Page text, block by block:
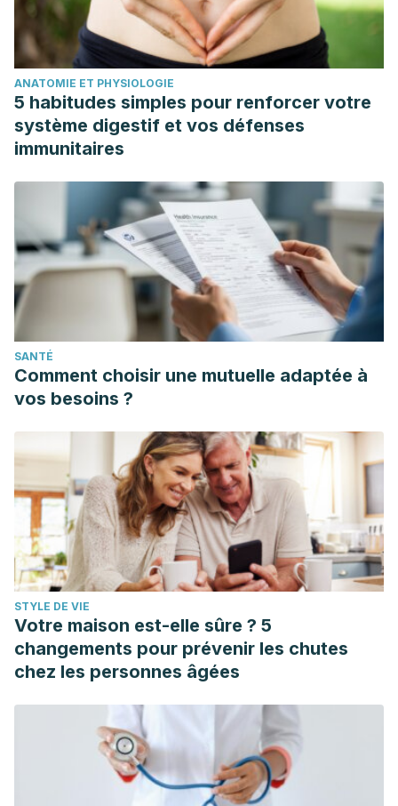
ANATOMIE ET PHYSIOLOGIE
5 habitudes simples pour renforcer votre
système digestif et vos défenses
immunitaires
SANTÉ
Comment choisir une mutuelle adaptée à
vos besoins ?
STYLE DE VIE
Votre maison est-elle sûre ? 5
changements pour prévenir les chutes
chez les personnes âgées